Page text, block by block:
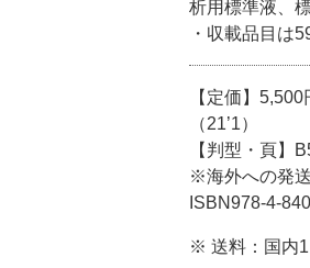
析用標準液、標
・収載品目は
【定価】5,500
（21’1）
【判型・頁】
※海外への発
ISBN978-4-
※ 送料：国内1